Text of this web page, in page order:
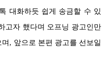
대화하듯 쉽게 송금할 수 있
고자 했다며 오프닝 광고인만
, 앞으로 본편 광고를 선보일